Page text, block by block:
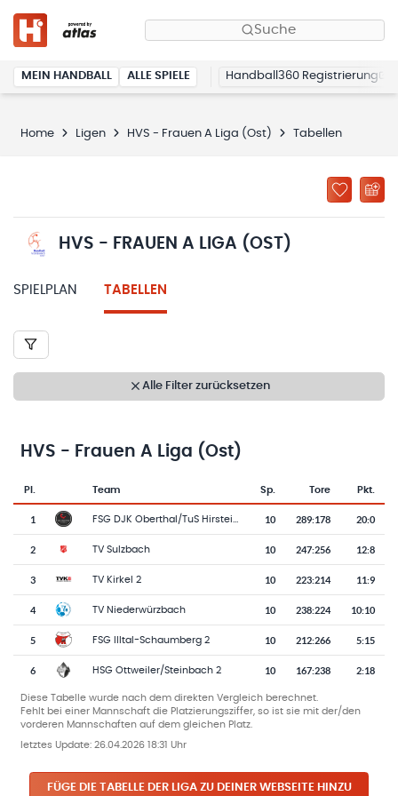
Suche
MEIN HANDBALL ALLE SPIELE Handball360 Registrierung
Home Ligen HVS - Frauen A Liga (Ost) Tabellen
HVS - FRAUEN A LIGA (OST)
SPIELPLAN TABELLEN
Alle Filter zurücksetzen
HVS - Frauen A Liga (Ost)
Tabelle mit Vereinsplatzierungen, Spielen, Toren und Punkten
Pl.
Team-Logo
Team Sp. Tore Pkt.
1 10 289:178 20:0
2 TV Sulzbach 10 247:256 12:8
3 TV Kirkel 2 10 223:214 11:9
4 TV Niederwürzbach 10 238:224 10:10
5 FSG Illtal-Schaumberg 2 10 212:266 5:15
6 HSG Ottweiler/Steinbach 2 10 167:238 2:18
Diese Tabelle wurde nach dem direkten Vergleich berechnet.
Fehlt bei einer Mannschaft die Platzierungsziffer, so ist sie mit der/den
vorderen Mannschaften auf dem gleichen Platz.
letztes Update: 26.04.2026 18:31 Uhr
FÜGE DIE TABELLE DER LIGA ZU DEINER WEBSEITE HINZU